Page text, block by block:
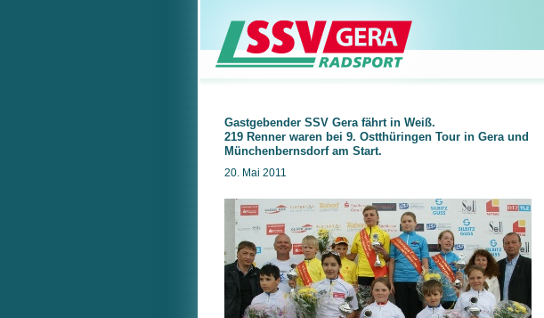
Gastgebender SSV Gera fährt in Weiß.
219 Renner waren bei 9. Ostthüringen Tour in Gera und
Münchenbernsdorf am Start.
20. Mai 2011